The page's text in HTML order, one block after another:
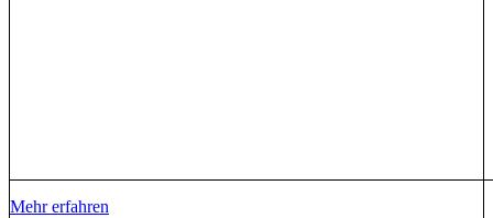
Mehr erfahren